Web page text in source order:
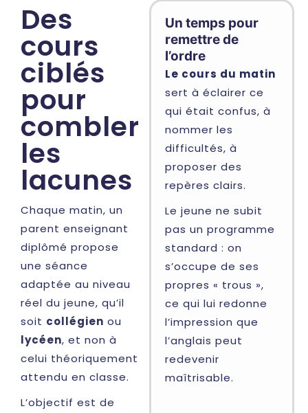
Des
cours
ciblés
pour
combler
les
lacunes
Chaque matin, un
parent enseignant
diplômé propose
une séance
adaptée au niveau
réel du jeune, qu’il
soit collégien ou
lycéen, et non à
celui théoriquement
attendu en classe.
L’objectif est de
Un temps pour
remettre de
l’ordre
Le cours du matin
sert à éclairer ce
qui était confus, à
nommer les
difficultés, à
proposer des
repères clairs.
Le jeune ne subit
pas un programme
standard : on
s’occupe de ses
propres « trous »,
ce qui lui redonne
l’impression que
l’anglais peut
redevenir
maîtrisable.